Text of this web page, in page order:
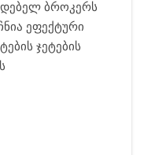
ბროკერს
ეფექტური
ჯეტების